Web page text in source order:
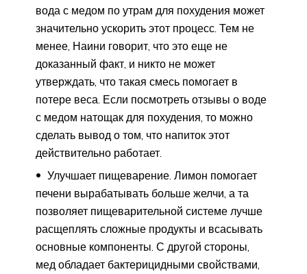
вода с медом по утрам для похудения может
значительно ускорить этот процесс. Тем не
менее, Наини говорит, что это еще не
доказанный факт, и никто не может
утверждать, что такая смесь помогает в
потере веса. Если посмотреть отзывы о воде
с медом натощак для похудения, то можно
сделать вывод о том, что напиток этот
действительно работает.
Улучшает пищеварение. Лимон помогает
печени вырабатывать больше желчи, а та
позволяет пищеварительной системе лучше
расщеплять сложные продукты и всасывать
основные компоненты. С другой стороны,
мед обладает бактерицидными свойствами,